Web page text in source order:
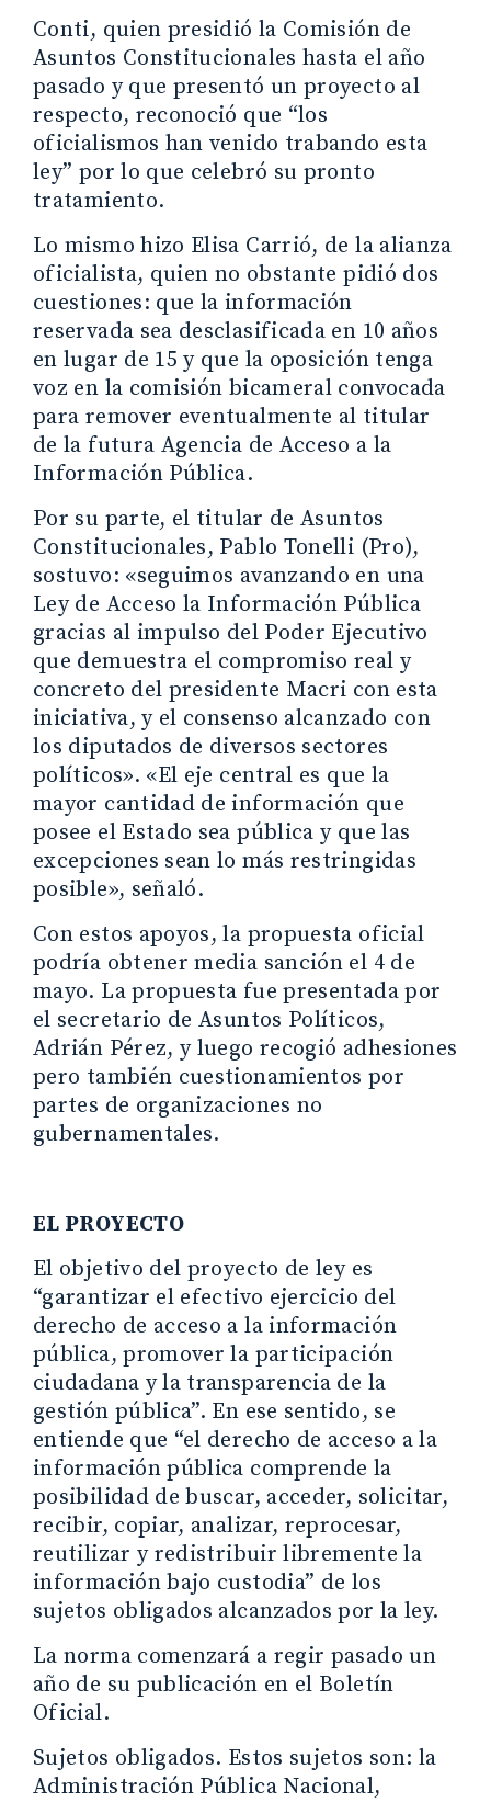
Conti, quien presidió la Comisión de
Asuntos Constitucionales hasta el año
pasado y que presentó un proyecto al
respecto, reconoció que “los
oficialismos han venido trabando esta
ley” por lo que celebró su pronto
tratamiento.
Lo mismo hizo Elisa Carrió, de la alianza
oficialista, quien no obstante pidió dos
cuestiones: que la información
reservada sea desclasificada en 10 años
en lugar de 15 y que la oposición tenga
voz en la comisión bicameral convocada
para remover eventualmente al titular
de la futura Agencia de Acceso a la
Información Pública.
Por su parte, el titular de Asuntos
Constitucionales, Pablo Tonelli (Pro),
sostuvo: «seguimos avanzando en una
Ley de Acceso la Información Pública
gracias al impulso del Poder Ejecutivo
que demuestra el compromiso real y
concreto del presidente Macri con esta
iniciativa, y el consenso alcanzado con
los diputados de diversos sectores
políticos». «El eje central es que la
mayor cantidad de información que
posee el Estado sea pública y que las
excepciones sean lo más restringidas
posible», señaló.
Con estos apoyos, la propuesta oficial
podría obtener media sanción el 4 de
mayo. La propuesta fue presentada por
el secretario de Asuntos Políticos,
Adrián Pérez, y luego recogió adhesiones
pero también cuestionamientos por
partes de organizaciones no
gubernamentales.
EL PROYECTO
El objetivo del proyecto de ley es
“garantizar el efectivo ejercicio del
derecho de acceso a la información
pública, promover la participación
ciudadana y la transparencia de la
gestión pública”. En ese sentido, se
entiende que “el derecho de acceso a la
información pública comprende la
posibilidad de buscar, acceder, solicitar,
recibir, copiar, analizar, reprocesar,
reutilizar y redistribuir libremente la
información bajo custodia” de los
sujetos obligados alcanzados por la ley.
La norma comenzará a regir pasado un
año de su publicación en el Boletín
Oficial.
Sujetos obligados. Estos sujetos son: la
Administración Pública Nacional,